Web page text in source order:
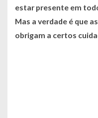
estar presente em
Mas a verdade é que
obrigam a certos